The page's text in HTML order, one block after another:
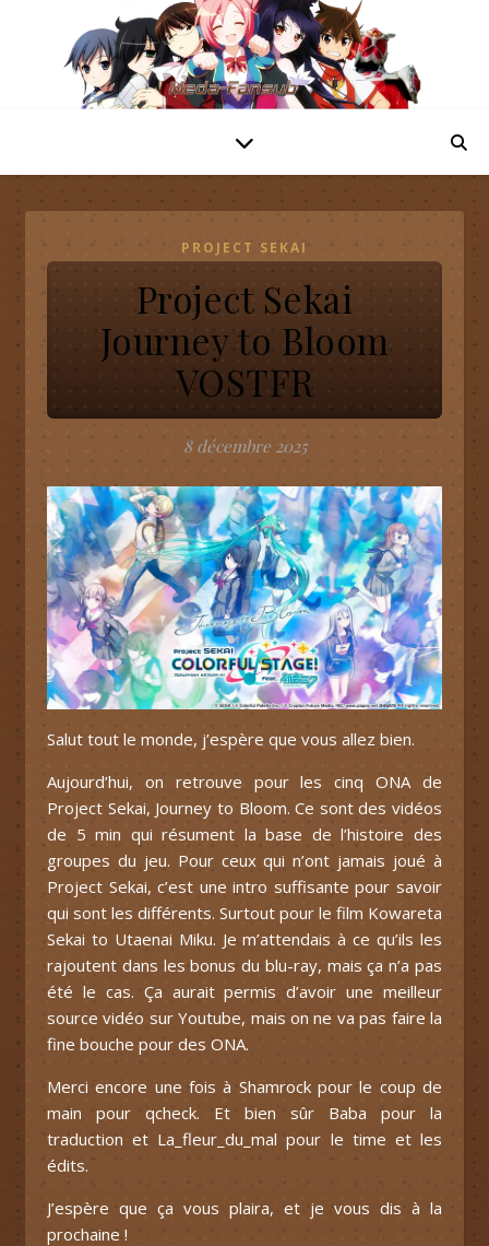
PROJECT SEKAI
Project Sekai
Journey to Bloom
VOSTFR
8 décembre 2025
Salut tout le monde, j’espère que vous allez bien.
Aujourd’hui, on retrouve pour les cinq ONA de
Project Sekai, Journey to Bloom. Ce sont des vidéos
de 5 min qui résument la base de l’histoire des
groupes du jeu. Pour ceux qui n’ont jamais joué à
Project Sekai, c’est une intro suffisante pour savoir
qui sont les différents. Surtout pour le film Kowareta
Sekai to Utaenai Miku. Je m’attendais à ce qu’ils les
rajoutent dans les bonus du blu-ray, mais ça n’a pas
été le cas. Ça aurait permis d’avoir une meilleur
source vidéo sur Youtube, mais on ne va pas faire la
fine bouche pour des ONA.
Merci encore une fois à Shamrock pour le coup de
main pour qcheck. Et bien sûr Baba pour la
traduction et La_fleur_du_mal pour le time et les
édits.
J’espère que ça vous plaira, et je vous dis à la
prochaine !